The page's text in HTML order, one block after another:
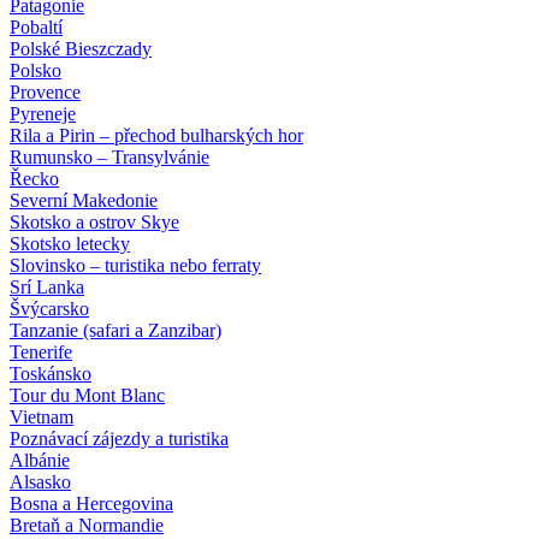
Patagonie
Pobaltí
Polské Bieszczady
Polsko
Provence
Pyreneje
Rila a Pirin – přechod bulharských hor
Rumunsko – Transylvánie
Řecko
Severní Makedonie
Skotsko a ostrov Skye
Skotsko letecky
Slovinsko – turistika nebo ferraty
Srí Lanka
Švýcarsko
Tanzanie (safari a Zanzibar)
Tenerife
Toskánsko
Tour du Mont Blanc
Vietnam
Poznávací zájezdy a turistika
Albánie
Alsasko
Bosna a Hercegovina
Bretaň a Normandie